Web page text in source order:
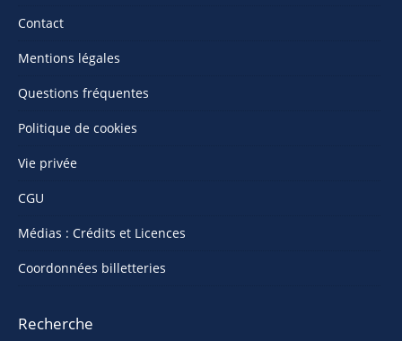
Contact
Mentions légales
Questions fréquentes
Politique de cookies
Vie privée
CGU
Médias : Crédits et Licences
Coordonnées billetteries
Recherche